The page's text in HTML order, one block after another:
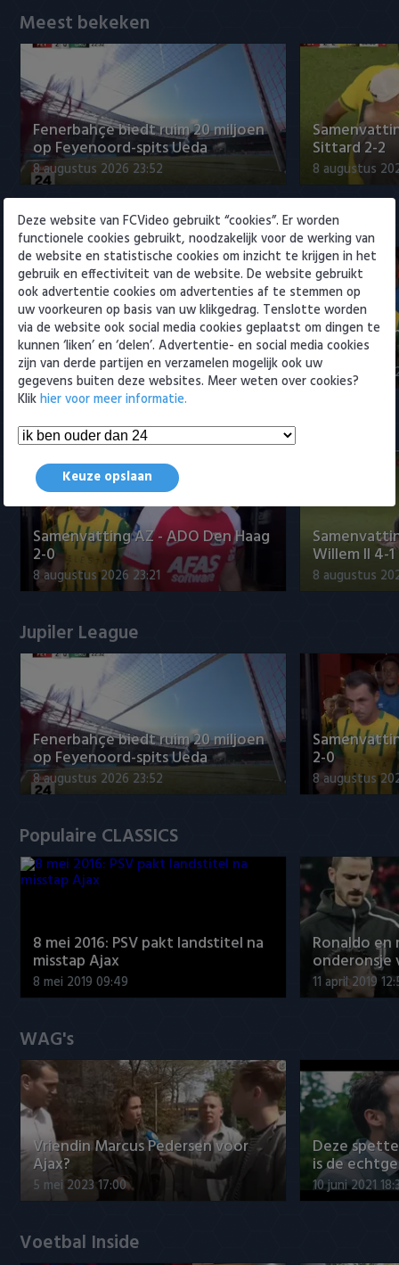
VVV Venlo
Willem II
Meest bekeken
Fenerbahçe biedt ruim 20 miljoen
op Feyenoord-spits Ueda
8 augustus 2026 23:52
Sittard 2-2
8 augustus
Eredivisie
Fenerbahçe biedt ruim 20 miljoen
op Feyenoord-spits Ueda
8 augustus 2026 23:52
2-0
8 augustus
Samenvattingen Eredivisie
Samenvatting AZ - ADO Den Haag
2-0
8 augustus 2026 23:21
Willem II 4-1
8 augustus
Jupiler League
Fenerbahçe biedt ruim 20 miljoen
op Feyenoord-spits Ueda
8 augustus 2026 23:52
2-0
8 augustus
Populaire CLASSICS
8 mei 2016: PSV pakt landstitel na
misstap Ajax
8 mei 2019 09:49
Ronaldo
onderonsje
11 april 2019
WAG's
Vriendin Marcus Pedersen voor
Ajax?
5 mei 2023 17:00
Deze
is de
10 juni 2021
Voetbal Inside
Deze website van FCVideo gebruikt “cookies”. Er worden
functionele cookies gebruikt, noodzakelijk voor de werking van
de website en statistische cookies om inzicht te krijgen in het
gebruik en effectiviteit van de website. De website gebruikt
ook advertentie cookies om advertenties af te stemmen op
uw voorkeuren op basis van uw klikgedrag. Tenslotte worden
via de website ook social media cookies geplaatst om dingen te
kunnen ‘liken’ en ‘delen’. Advertentie- en social media cookies
zijn van derde partijen en verzamelen mogelijk ook uw
gegevens buiten deze websites. Meer weten over cookies?
Klikhier voor meer informatie.
Keuze opslaan